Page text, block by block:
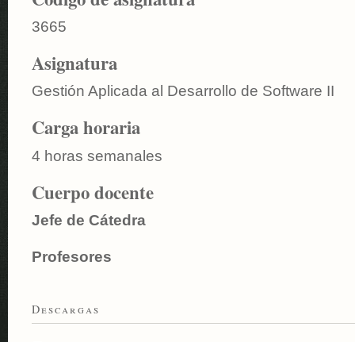
3665
Asignatura
Gestión Aplicada al Desarrollo de Software II
Carga horaria
4 horas semanales
Cuerpo docente
Jefe de Cátedra
Profesores
Descargas